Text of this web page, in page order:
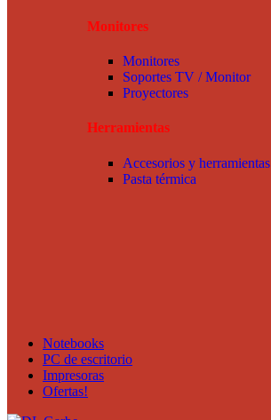
Monitores
Monitores
Soportes TV / Monitor
Proyectores
Herramientas
Accesorios y herramientas
Pasta térmica
Notebooks
PC de escritorio
Impresoras
Ofertas!